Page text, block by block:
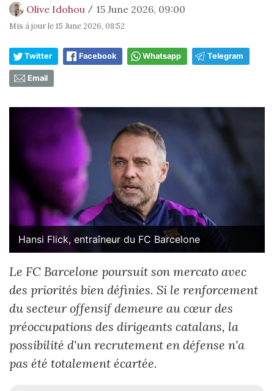
Olive Idohou / 15 June 2026, 09:00
Mis à jour le15 June 2026, 08:52
Twitter Facebook Whatsapp Telegram
Email
Hansi Flick, entraîneur du FC Barcelone
Le FC Barcelone poursuit son mercato avec
des priorités bien définies. Si le renforcement
du secteur offensif demeure au cœur des
préoccupations des dirigeants catalans, la
possibilité d'un recrutement en défense n'a
pas été totalement écartée.